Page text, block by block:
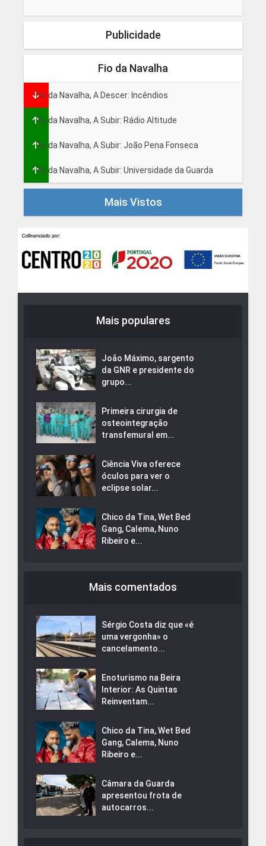
Publicidade
Fio da Navalha
Fio da Navalha, A Descer: Incêndios
Fio da Navalha, A Subir: Rádio Altitude
Fio da Navalha, A Subir: João Pena Fonseca
Fio da Navalha, A Subir: Universidade da Guarda
Mais Vistos
Mais populares
João Máximo, sargento
da GNR e presidente do
grupo...
Primeira cirurgia de
osteointegração
transfemural em...
Ciência Viva oferece
óculos para ver o
eclipse solar...
Chico da Tina, Wet Bed
Gang, Calema, Nuno
Ribeiro e...
Mais comentados
Sérgio Costa diz que «é
uma vergonha» o
cancelamento...
Enoturismo na Beira
Interior: As Quintas
Reinventam...
Chico da Tina, Wet Bed
Gang, Calema, Nuno
Ribeiro e...
Câmara da Guarda
apresentou frota de
autocarros...